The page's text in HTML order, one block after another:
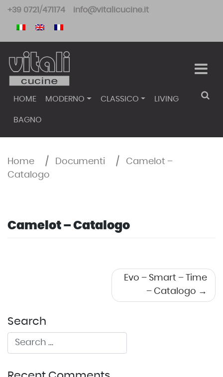
Skip
content
+39 0721/471174 info@vitalicucine.it
HOME MODERNO CLASSICO LIVING
BAGNO
Home / Documenti /
Camelot –
Catalogo
Camelot – Catalogo
NavigazioneEvo – Smart – Time
– Catalogo
Search